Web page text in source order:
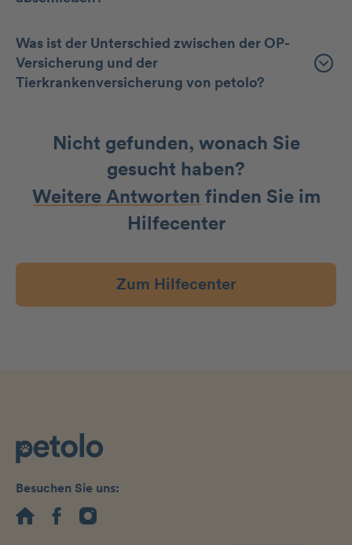
Was ist der Unterschied zwischen der OP-
Versicherung und der
Tierkrankenversicherung von petolo?
Nicht gefunden, wonach Sie
gesucht haben?
Weitere Antworten finden Sie im
Hilfecenter
Zum Hilfecenter
Besuchen Sie uns: